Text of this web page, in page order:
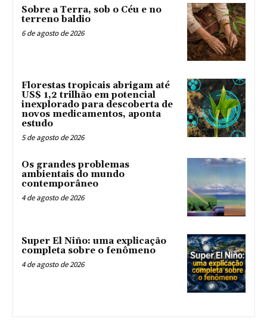
Sobre a Terra, sob o Céu e no
terreno baldio
6 de agosto de 2026
Florestas tropicais abrigam até
US$ 1,2 trilhão em potencial
inexplorado para descoberta de
novos medicamentos, aponta
estudo
5 de agosto de 2026
Os grandes problemas
ambientais do mundo
contemporâneo
4 de agosto de 2026
Super El Niño: uma explicação
completa sobre o fenômeno
4 de agosto de 2026